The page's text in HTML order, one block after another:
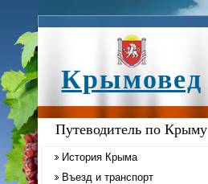
Крымовед
Путеводитель по Крыму
История Крыма
Въезд и транспорт